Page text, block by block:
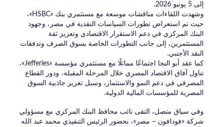
إلى 5 يونيو 2026.
وشهدت اللقاءات مناقشات موسعة مع مستثمري بنك «HSBC»،
حيث تم استعراض تطورات السياسات النقدية في مصر، وجهود
البنك المركزي في دعم الاستقرار الاقتصادي وتعزيز ثقة
المستثمرين، إلى جانب التطورات الخاصة بسوق الصرف وتدفقات
النقد الأجنبي.
كما عقد أبو النجا اجتماعًا مماثلًا مع مستثمري مؤسسة «Jefferies»،
تناول آفاق الاقتصاد المصري خلال المرحلة المقبلة، ودور القطاع
المصرفي في دعم النمو والاستثمار، وسبل تعزيز جاذبية السوق
المصرية للمؤسسات المالية الدولية.
وفي سياق متصل، التقى نائب محافظ البنك المركزي مع مسؤولي
شركة «فودافون – مصر»، بحضور الرئيس التنفيذي محمد عبد الله